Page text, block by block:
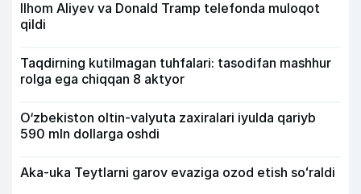
Ilhom Aliyev va Donald Tramp telefonda muloqot
qildi
Taqdirning kutilmagan tuhfalari: tasodifan mashhur
rolga ega chiqqan 8 aktyor
O‘zbekiston oltin-valyuta zaxiralari iyulda qariyb
590 mln dollarga oshdi
Aka-uka Teytlarni garov evaziga ozod etish soʻraldi